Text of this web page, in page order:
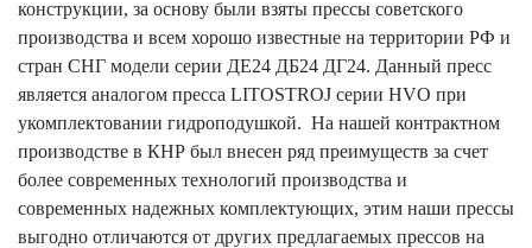
конструкции, за основу были взяты прессы советского
производства и всем хорошо известные на территории РФ и
стран СНГ модели серии ДЕ24 ДБ24 ДГ24. Данный пресс
является аналогом пресса LITOSTROJ серии HVO при
укомплектовании гидроподушкой. На нашей контрактном
производстве в КНР был внесен ряд преимуществ за счет
более современных технологий производства и
современных надежных комплектующих, этим наши прессы
выгодно отличаются от других предлагаемых прессов на